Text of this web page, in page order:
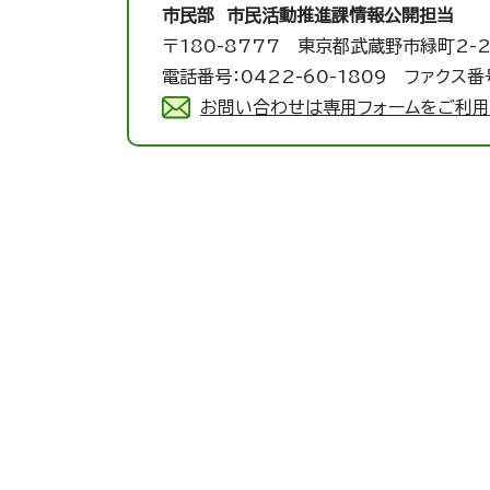
市民部 市民活動推進課情報公開担当
〒180-8777 東京都武蔵野市緑町2-
電話番号：0422-60-1809 ファクス
お問い合わせは専用フォームをご利用